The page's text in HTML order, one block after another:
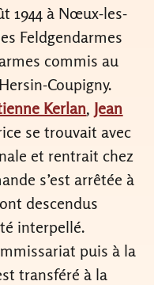
1944 à Nœux-les-
Feldgendarmes
commis au
Coupigny.
Kerlan, Jean
se trouvait avec
et rentrait chez
s’est arrêtée à
descendus
interpellé.
puis à la
transféré à la